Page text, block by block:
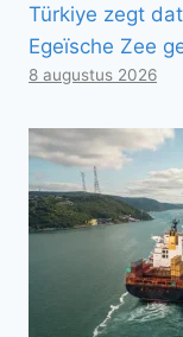
Türkiye zegt
Egeïsche Zee
8 augustus 2026